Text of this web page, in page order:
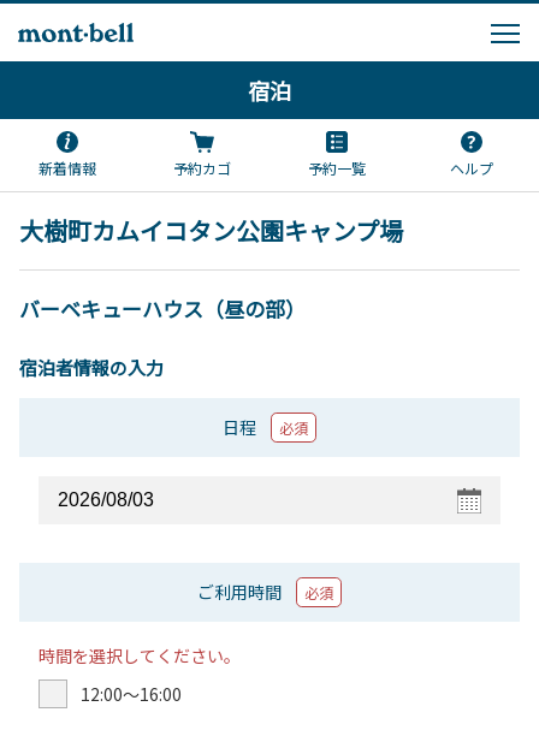
宿泊
新着情報 予約カゴ 予約一覧 ヘルプ
大樹町カムイコタン公園キャンプ場
バーベキューハウス（昼の部）
宿泊者情報の入力
日程 必須
ご利用時間 必須
時間を選択してください。
12:00〜16:00